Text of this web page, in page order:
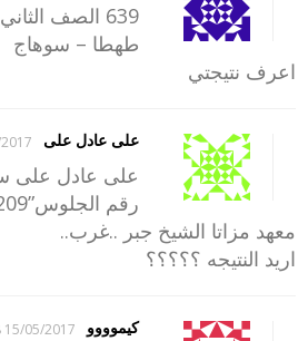
639 الصف
طهطا – سوهاج
اعرف نتيجتي
على عادل على 14:32
على عادل على
رقم الجلوس”209
معهد مزاتا الشيخ جبر ..غرب..
اريد النتيجه ؟؟؟؟؟
كيموووو 15/05/2017 14:28